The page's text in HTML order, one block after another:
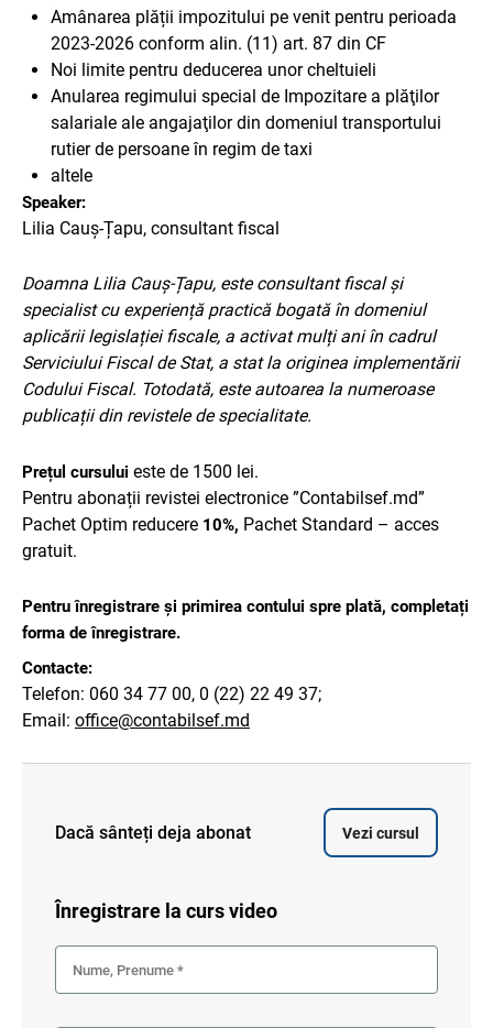
Amânarea plății impozitului pe venit pentru perioada
2023-2026 conform alin. (11) art. 87 din CF
Noi limite pentru deducerea unor cheltuieli
Anularea regimului special de Impozitare a plăţilor
salariale ale angajaţilor din domeniul transportului
rutier de persoane în regim de taxi
altele
Speaker:
Lilia Cauș-Țapu, consultant fiscal
Doamna Lilia Cauș-Țapu, este consultant fiscal și
specialist cu experiență practică bogată în domeniul
aplicării legislației fiscale, a activat mulți ani în cadrul
Serviciului Fiscal de Stat, a stat la originea implementării
Codului Fiscal. Totodată, este autoarea la numeroase
publicații din revistele de specialitate.
Prețul cursului este de 1500 lei.
Pentru abonații revistei electronice ”Contabilsef.md”
Pachet Optim reducere 10%, Pachet Standard – acces
gratuit.
Pentru înregistrare și primirea contului spre plată, completați
forma de înregistrare.
Contacte:
Telefon: 060 34 77 00, 0 (22) 22 49 37;
Email: office@contabilsef.md
Dacă sânteți deja abonat Vezi cursul
Înregistrare la curs video